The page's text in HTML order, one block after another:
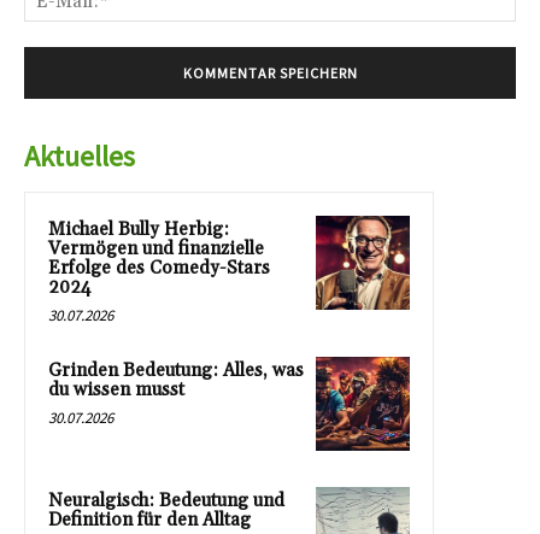
Aktuelles
Michael Bully Herbig:
Vermögen und finanzielle
Erfolge des Comedy-Stars
2024
30.07.2026
Grinden Bedeutung: Alles, was
du wissen musst
30.07.2026
Neuralgisch: Bedeutung und
Definition für den Alltag